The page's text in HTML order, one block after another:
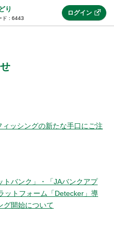
り
ド : 6443
バンク)
ログイン
ィッシングの新たな手口にご注
トバンク」・「JAバンクアプ
ットフォーム「Detecker」導
グ開始について